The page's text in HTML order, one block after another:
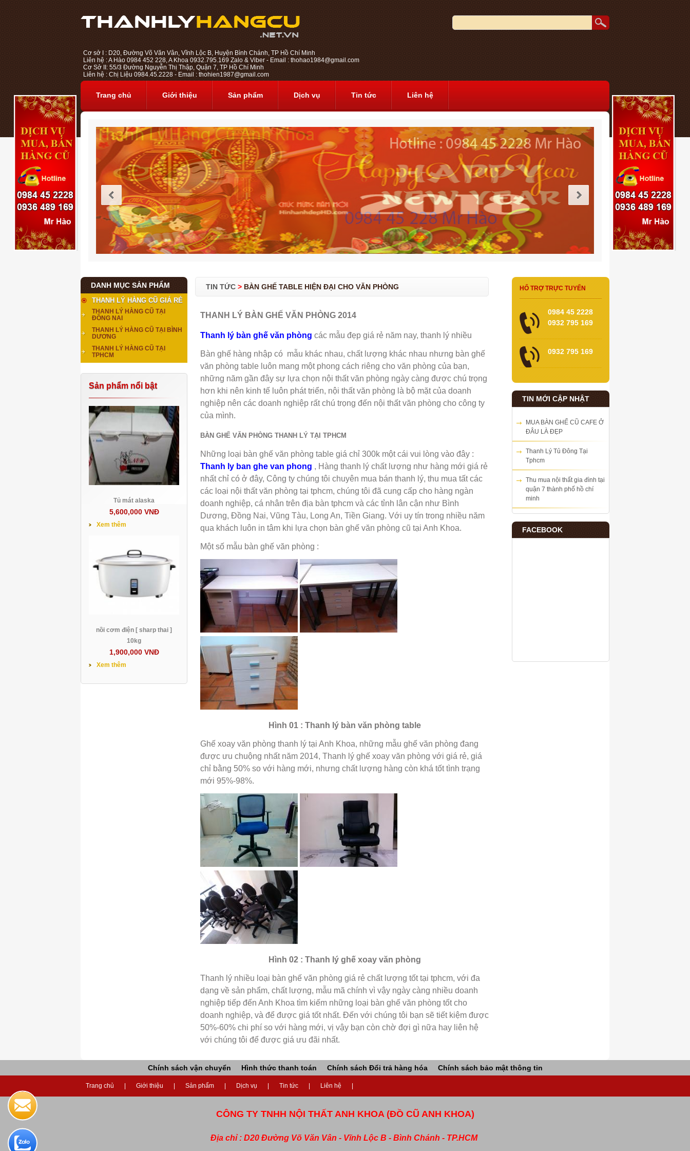
Cơ sở I : D20, Đường Võ Văn Vân, Vĩnh Lộc B, Huyện Bình Chánh, TP Hồ Chí Minh
Liên hệ : A Hào 0984 452 228, A Khoa 0932.795.169 Zalo & Viber - Email : thohao1984@gmail.com
Cơ Sở II: 55/3 Đường Nguyễn Thị Thập, Quận 7, TP Hồ Chí Minh
Liên hệ : Chị Liệu 0984.45.2228 - Email : thohien1987@gmail.com
Trang chủ Giới thiệu Sản phẩm Dịch vụ Tin tức Liên hệ
DANH MỤC SẢN PHẨM
THANH LÝ HÀNG CŨ GIÁ RẺ
THANH LÝ HÀNG CŨ TẠI
ĐỒNG NAI
THANH LÝ HÀNG CŨ TẠI BÌNH
DƯƠNG
THANH LÝ HÀNG CŨ TẠI
TPHCM
Sản phẩm nổi bật
Tủ mát alaska
5,600,000 VNĐ
Xem thêm
nồi cơm điện [ sharp thai ]
10kg
1,900,000 VNĐ
Xem thêm
TIN TỨC > BÀN GHẾ TABLE HIỆN ĐẠI CHO VĂN PHÒNG
THANH LÝ BÀN GHẾ VĂN PHÒNG 2014
Thanh lý bàn ghế văn phòng các mẫu đẹp giá rẻ năm nay, thanh lý nhiều
Bàn ghế hàng nhập có mẫu khác nhau, chất lượng khác nhau nhưng bàn ghế
văn phòng table luôn mang một phong cách riêng cho văn phòng của bạn,
những năm gần đây sự lựa chọn nội thất văn phòng ngày càng được chú trọng
hơn khi nên kinh tế luôn phát triển, nội thất văn phòng là bộ mặt của doanh
nghiệp nên các doanh nghiệp rất chú trọng đến nội thất văn phòng cho công ty
của mình.
BÀN GHẾ VĂN PHÒNG THANH LÝ TẠI TPHCM
Những loại bàn ghế văn phòng table giá chỉ 300k một cái vui lòng vào đây :
Thanh ly ban ghe van phong , Hàng thanh lý chất lượng như hàng mới giá rẻ
nhất chỉ có ở đây, Công ty chúng tôi chuyên mua bán thanh lý, thu mua tất các
các loại nội thất văn phòng tại tphcm, chúng tôi đã cung cấp cho hàng ngàn
doanh nghiệp, cá nhân trên địa bàn tphcm và các tỉnh lân cận như Bình
Dương, Đồng Nai, Vũng Tàu, Long An, Tiền Giang. Với uy tín trong nhiều năm
qua khách luôn in tâm khi lựa chọn bàn ghế văn phòng cũ tại Anh Khoa.
Một số mẫu bàn ghế văn phòng :
Hình 01 : Thanh lý bàn văn phòng table
Ghế xoay văn phòng thanh lý tại Anh Khoa, những mẫu ghế văn phòng đang
được ưu chuộng nhất năm 2014, Thanh lý ghế xoay văn phòng với giá rẻ, giá
chỉ bằng 50% so với hàng mới, nhưng chất lượng hàng còn khá tốt tình trạng
mới 95%-98%.
Hình 02 : Thanh lý ghế xoay văn phòng
Thanh lý nhiều loại bàn ghế văn phòng giá rẻ chất lượng tốt tại tphcm, với đa
dạng về sản phẩm, chất lượng, mẫu mã chính vì vậy ngày càng nhiều doanh
nghiệp tiếp đến Anh Khoa tìm kiếm những loại bàn ghế văn phòng tốt cho
doanh nghiệp, và để được giá tốt nhất. Đến với chúng tôi bạn sẽ tiết kiệm được
50%-60% chi phí so với hàng mới, vị vậy bạn còn chờ đợi gì nữa hay liên hệ
với chúng tôi để được giá ưu đãi nhất.
HỔ TRỢ TRỰC TUYẾN
0984 45 2228
0932 795 169
0932 795 169
TIN MỚI CẬP NHẬT
MUA BÀN GHẾ CŨ CAFE Ở
ĐÂU LÀ ĐẸP
Thanh Lý Tủ Đông Tại
Tphcm
Thu mua nội thất gia đình tại
quận 7 thành phố hồ chí
minh
FACEBOOK
Chính sách vận chuyển Hình thức thanh toán Chính sách Đổi trả hàng hóa Chính sách bảo mật thông tin
Trang chủ Giới thiệu Sản phẩm Dịch vụ Tin tức Liên hệ
CÔNG TY TNHH NỘI THẤT ANH KHOA (ĐỒ CŨ ANH KHOA)
Địa chỉ : D20 Đường Võ Văn Vân - Vĩnh Lộc B - Bình Chánh - TP.HCM